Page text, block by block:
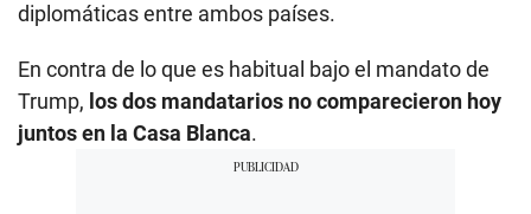
diplomáticas entre ambos países.
En contra de lo que es habitual bajo el mandato de
Trump, los dos mandatarios no comparecieron hoy
juntos en la Casa Blanca.